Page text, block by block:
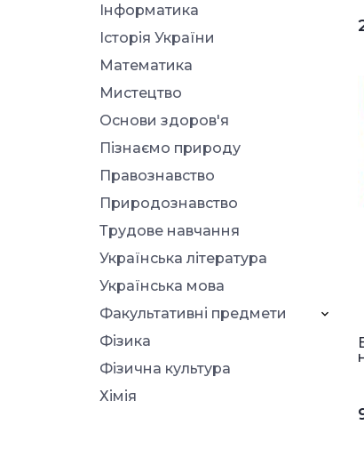
Інформатика
Історія України
Математика
Мистецтво
Основи здоров'я
Пізнаємо природу
Правознавство
Природознавство
Трудове навчання
Українська література
Українська мова
Факультативні предмети
Фізика
Фізична культура
Хімія